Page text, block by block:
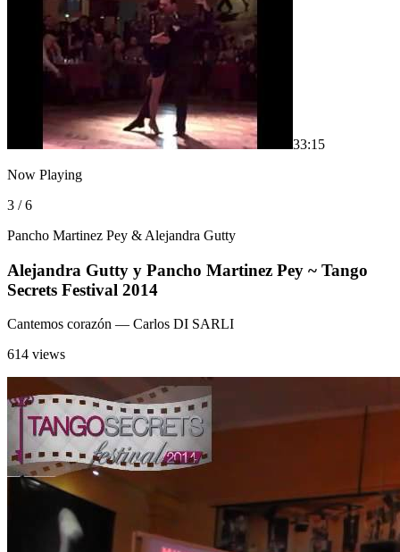
33:15
Now Playing
3 / 6
Pancho Martinez Pey & Alejandra Gutty
Alejandra Gutty y Pancho Martinez Pey ~ Tango
Secrets Festival 2014
Cantemos corazón — Carlos DI SARLI
614 views